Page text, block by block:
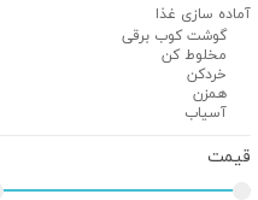
مخلوط کن
خردکن
غذاساز
همزن
چرخ گوشت
سالاد ساز
آماده سازی غذا
گوشت کوب برقی
مخلوط کن
خردکن
همزن
آسیاب
قیمت